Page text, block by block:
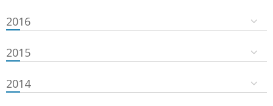
2016
2015
2014